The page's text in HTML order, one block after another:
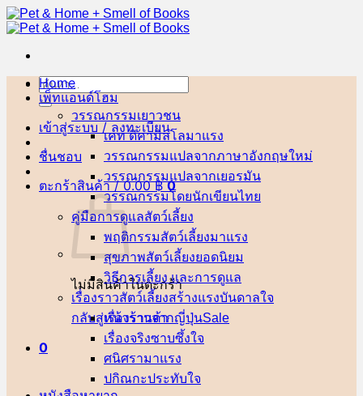
ข้าม
ไป
เนื้อหา
ค้นหา:
เข้าสู่ระบบ / ลงทะเบียน
ชื่นชอบ
ตะกร้าสินค้า /0.00฿ 0
ไม่มีสินค้าในตะกร้า
กลับสู่หน้าร้านค้า
0
Home
เพ็ทแอนด์โฮม
วรรณกรรมเยาวชน
เคท ดิคามิลโล
วรรณกรรมแปลจากภาษาอังกฤษ
วรรณกรรมแปลจากเยอรมัน
วรรณกรรมโดยนักเขียนไทย
คู่มือการดูแลสัตว์เลี้ยง
พฤติกรรมสัตว์เลี้ยง
สุขภาพสัตว์เลี้ยง
วิธีการเลี้ยง และการดูแล
เรื่องราวสัตว์เลี้ยงสร้างแรงบันดาลใจ
เรื่องราวจากญี่ปุ่น
เรื่องจริงซาบซึ้งใจ
ศนิศรา
ปกิณกะประทับใจ